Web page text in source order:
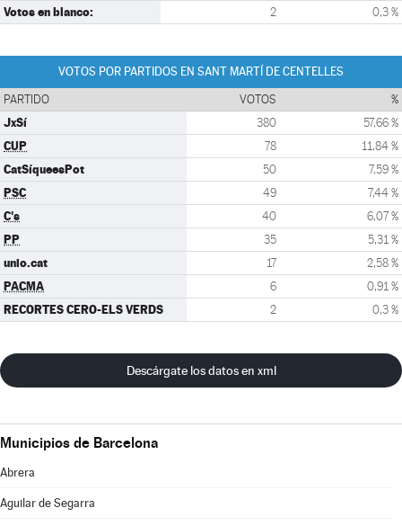
Votos en blanco: 2 0,3 %
VOTOS POR PARTIDOS EN SANT MARTÍ DE CENTELLES
PARTIDO VOTOS %
JxSí 380 57,66 %
CUP 78 11,84 %
CatSíqueesPot 50 7,59 %
PSC 49 7,44 %
C's 40 6,07 %
PP 35 5,31 %
unio.cat 17 2,58 %
PACMA 6 0,91 %
RECORTES CERO-ELS VERDS 2 0,3 %
Descárgate los datos en xml
Municipios de Barcelona
Abrera
Aguilar de Segarra